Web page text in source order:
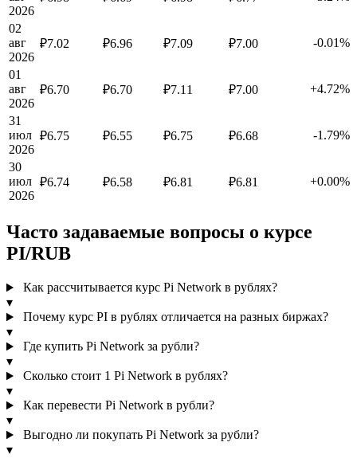
2026
02
авг
2026
₽7.02 ₽6.96 ₽7.09 ₽7.00 -0.01%
01
авг
2026
₽6.70 ₽6.70 ₽7.11 ₽7.00 +4.72%
31
июл
2026
₽6.75 ₽6.55 ₽6.75 ₽6.68 -1.79%
30
июл
2026
₽6.74 ₽6.58 ₽6.81 ₽6.81 +0.00%
Часто задаваемые вопросы о курсе
PI/RUB
Как рассчитывается курс Pi Network в рублях?
▾
Почему курс PI в рублях отличается на разных биржах?
▾
Где купить Pi Network за рубли?
▾
Сколько стоит 1 Pi Network в рублях?
▾
Как перевести Pi Network в рубли?
▾
Выгодно ли покупать Pi Network за рубли?
▾